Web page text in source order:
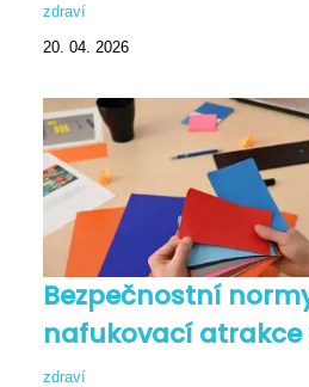
zdraví
20. 04. 2026
Bezpečnostní
nafukovací atrakce
zdraví